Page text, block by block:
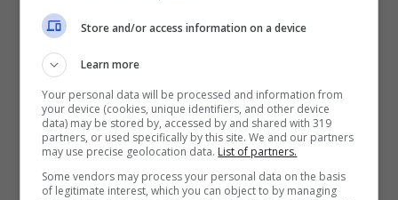
Store and/or access information on a device
Learn more
Your personal data will be processed and information from
your device (cookies, unique identifiers, and other device
data) may be stored by, accessed by and shared with 319
partners, or used specifically by this site. We and our partners
may use precise geolocation data. List of partners.
Some vendors may process your personal data on the basis
of legitimate interest, which you can object to by managing